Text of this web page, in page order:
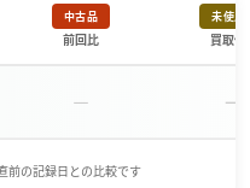
中古品
前回比
未使用
買取価
－ －
前の記録日との比較です